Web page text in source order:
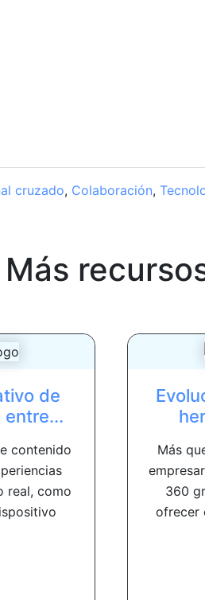
cruzado, Colaboración,
Más
de
entre...
contenido
real, como
Más
360
ofrecer